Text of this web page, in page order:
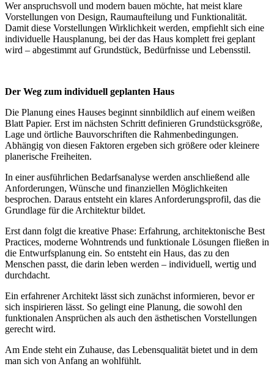
Wer anspruchsvoll und modern bauen möchte, hat meist klare
Vorstellungen von Design, Raumaufteilung und Funktionalität.
Damit diese Vorstellungen Wirklichkeit werden, empfiehlt sich eine
individuelle Hausplanung, bei der das Haus komplett frei geplant
wird – abgestimmt auf Grundstück, Bedürfnisse und Lebensstil.
Der Weg zum individuell geplanten Haus
Die Planung eines Hauses beginnt sinnbildlich auf einem weißen
Blatt Papier. Erst im nächsten Schritt definieren Grundstücksgröße,
Lage und örtliche Bauvorschriften die Rahmenbedingungen.
Abhängig von diesen Faktoren ergeben sich größere oder kleinere
planerische Freiheiten.
In einer ausführlichen Bedarfsanalyse werden anschließend alle
Anforderungen, Wünsche und finanziellen Möglichkeiten
besprochen. Daraus entsteht ein klares Anforderungsprofil, das die
Grundlage für die Architektur bildet.
Erst dann folgt die kreative Phase: Erfahrung, architektonische Best
Practices, moderne Wohntrends und funktionale Lösungen fließen in
die Entwurfsplanung ein. So entsteht ein Haus, das zu den
Menschen passt, die darin leben werden – individuell, wertig und
durchdacht.
Ein erfahrener Architekt lässt sich zunächst informieren, bevor er
sich inspirieren lässt. So gelingt eine Planung, die sowohl den
funktionalen Ansprüchen als auch den ästhetischen Vorstellungen
gerecht wird.
Am Ende steht ein Zuhause, das Lebensqualität bietet und in dem
man sich von Anfang an wohlfühlt.